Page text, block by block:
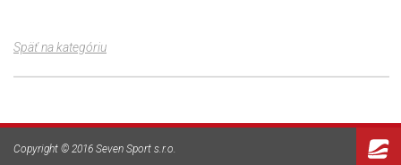
Späť na kategóriu
Copyright © 2016 Seven Sport s.r.o.